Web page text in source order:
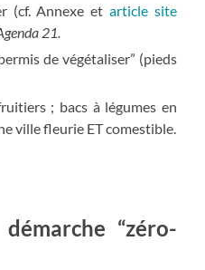
(cf. Annexe et article site
21.
de végétaliser” (pieds
; bacs à légumes en
ville fleurie ET comestible.
“zéro-